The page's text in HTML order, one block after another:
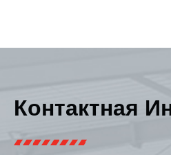
Контактная